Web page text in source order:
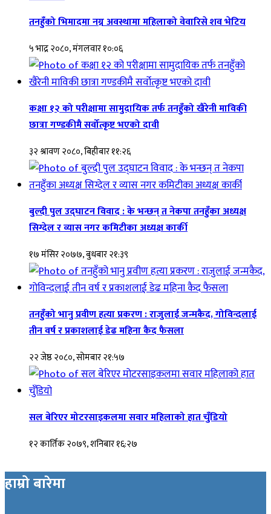
तनहुँको भिमादमा नग्न अवस्थामा महिलाको वेवारिसे शव भेटिय
५ भाद्र २०८०, मंगलवार १०:०६
कक्षा १२ को परीक्षामा सामुदायिक तर्फ तनहुँको खैरेनी माविकी
छात्रा गण्डकीमै सर्वोत्कृष्ट भएको दावी
३२ श्रावण २०८०, बिहीबार ११:२६
बुल्दी पुल उद्घाटन विवाद : के भन्छन् त नेकपा तनहुँका अध्यक्ष
सिग्देल र व्यास नगर कमिटीका अध्यक्ष कार्की
१७ मंसिर २०७७, बुधबार २१:३९
तनहुँको भानु प्रवीण हत्या प्रकरण : राजुलाई जन्मकैद, गोविन्दलाई
तीन वर्ष र प्रकाशलाई डेढ महिना कैद फैसला
२२ जेष्ठ २०८०, सोमबार २१:५७
सल बेरिएर मोटरसाइकलमा सवार महिलाको हात चुँडियो
१२ कार्तिक २०७९, शनिबार १६:२७
हाम्रो बारेमा